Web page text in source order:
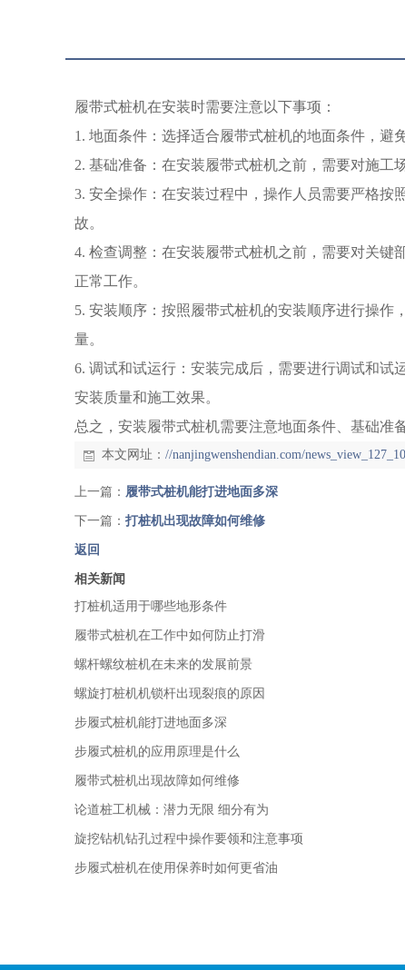
履带式桩机在安装时需要注意以下事项：
1. 地面条件：选择适合履带式桩机的地面条件，避
2. 基础准备：在安装履带式桩机之前，需要对施工
3. 安全操作：在安装过程中，操作人员需要严格
故。
4. 检查调整：在安装履带式桩机之前，需要对关
正常工作。
5. 安装顺序：按照履带式桩机的安装顺序进行操
量。
6. 调试和试运行：安装完成后，需要进行调试和
安装质量和施工效果。
总之，安装履带式桩机需要注意地面条件、基础准
本文网址： //nanjingwenshendian.com/
上一篇： 履带式桩机能打进地面多深
下一篇： 打桩机出现故障如何维修
返回
相关新闻
打桩机适用于哪些地形条件
履带式桩机在工作中如何防止打滑
螺杆螺纹桩机在未来的发展前景
螺旋打桩机机锁杆出现裂痕的原因
步履式桩机能打进地面多深
步履式桩机的应用原理是什么
履带式桩机出现故障如何维修
论道桩工机械：潜力无限 细分有为
旋挖钻机钻孔过程中操作要领和注意事项
步履式桩机在使用保养时如何更省油